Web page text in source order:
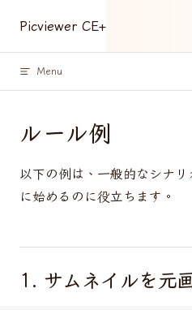
Skip to content
Picviewer CE+
Menu
ルール例
以下の例は、一般的なシナ
に始めるのに役立ちます。
1. サムネイルを元